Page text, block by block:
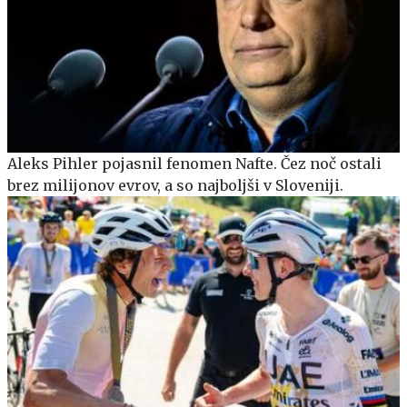
Aleks Pihler pojasnil fenomen Nafte. Čez noč ostali
brez milijonov evrov, a so najboljši v Sloveniji.